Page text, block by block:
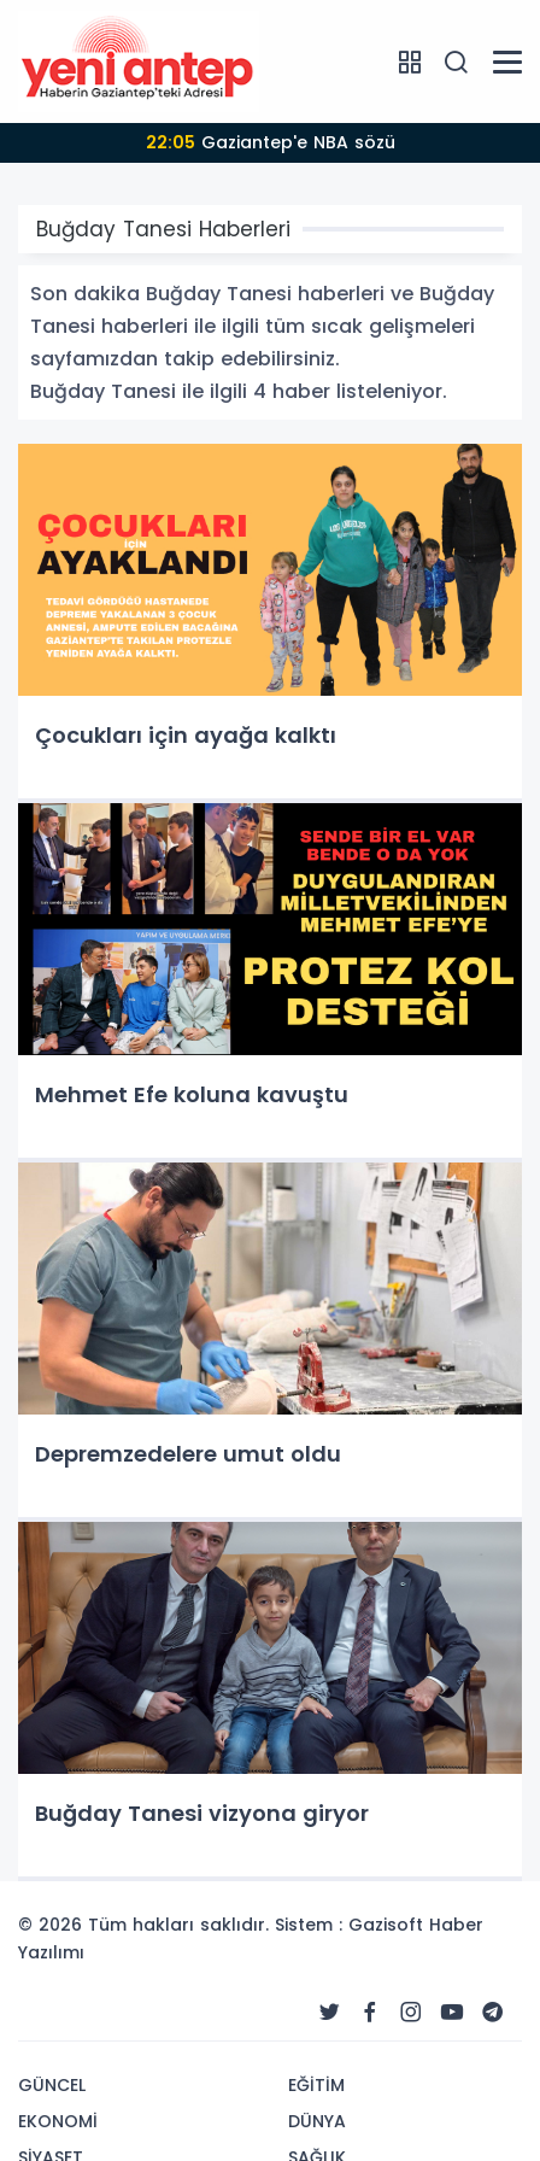
22:05 Gaziantep'e NBA sözü
Buğday Tanesi Haberleri
Son dakika Buğday Tanesi haberleri ve Buğday
Tanesi haberleri ile ilgili tüm sıcak gelişmeleri
sayfamızdan takip edebilirsiniz.
Buğday Tanesi ile ilgili 4 haber listeleniyor.
Çocukları için ayağa kalktı
Mehmet Efe koluna kavuştu
Depremzedelere umut oldu
Buğday Tanesi vizyona giryor
© 2026 Tüm hakları saklıdır. Sistem : Gazisoft Haber
Yazılımı
GÜNCEL
EKONOMİ
EĞİTİM
DÜNYA